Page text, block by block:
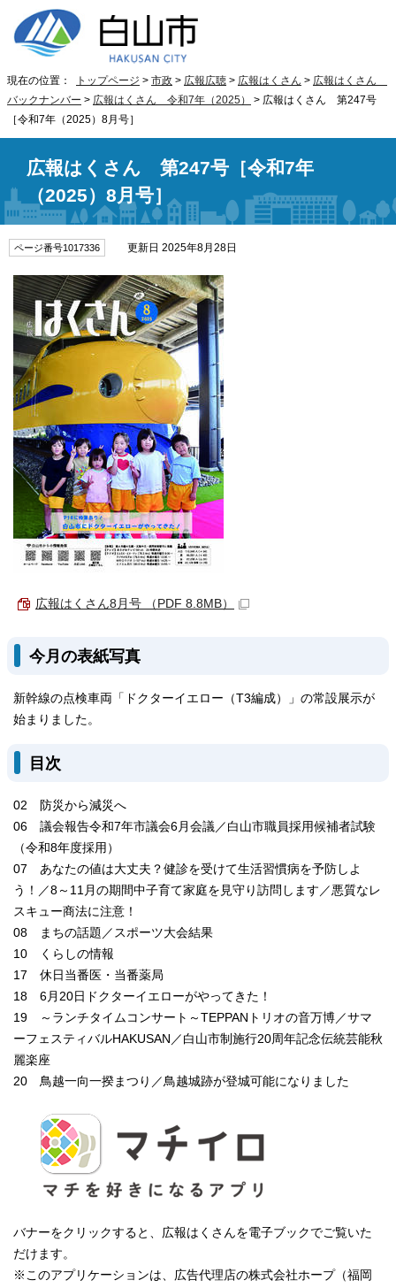
現在の位置： トップページ > 市政 > 広報広聴 > 広報はくさん > 広報はくさん
バックナンバー > 広報はくさん 令和7年（2025）
> 広報はくさん 第247号
［令和7年（2025）8月号］
広報はくさん 第247号［令和7年
（2025）8月号］
ページ番号1017336 更新日 2025年8月28日
広報はくさん8月号 （PDF 8.8MB）
今月の表紙写真
新幹線の点検車両「ドクターイエロー（T3編成）」の常設展示が
始まりました。
目次
02 防災から減災へ
06 議会報告令和7年市議会6月会議／白山市職員採用候補者試験
（令和8年度採用）
07 あなたの値は大丈夫？健診を受けて生活習慣病を予防しよ
う！／8～11月の期間中子育て家庭を見守り訪問します／悪質なレ
スキュー商法に注意！
08 まちの話題／スポーツ大会結果
10 くらしの情報
17 休日当番医・当番薬局
18 6月20日ドクターイエローがやってきた！
19 ～ランチタイムコンサート～TEPPANトリオの音万博／サマ
ーフェスティバルHAKUSAN／白山市制施行20周年記念伝統芸能秋
麗楽座
20 鳥越一向一揆まつり／鳥越城跡が登城可能になりました
バナーをクリックすると、広報はくさんを電子ブックでご覧いた
だけます。
※このアプリケーションは、広告代理店の株式会社ホープ（福岡